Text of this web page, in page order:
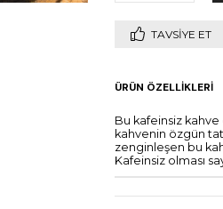
TAVSIYE ET
ÜRÜN ÖZELLIKLERI
Bu kafeinsiz kahve
kahvenin özgün tat
zenginleşen bu
Kafeinsiz olması